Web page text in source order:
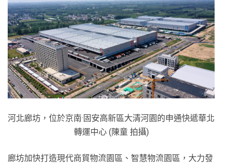
河北廊坊，位於京南·固安高新區大清河園的申通快遞華北
轉運中心 (陳童 拍攝)
廊坊加快打造現代商貿物流園區、智慧物流園區，大力發